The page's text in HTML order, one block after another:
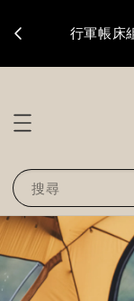
行軍帳床
搜尋